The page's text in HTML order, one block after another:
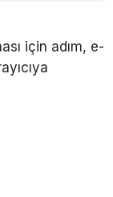
için adım, e-